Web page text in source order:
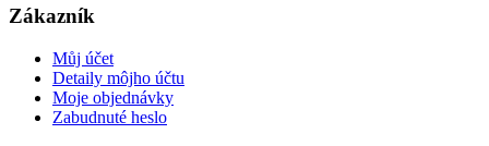
Zákazník
Můj účet
Detaily môjho účtu
Moje objednávky
Zabudnuté heslo